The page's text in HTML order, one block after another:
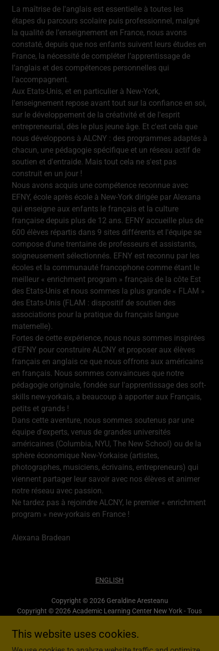
La maîtrise de l'anglais est essentielle à toutes les
étapes du parcours scolaire puis professionnel, malgré
la qualité de l’enseignement en France, nous avons
constaté, depuis que nos enfants suivent leurs études en
France, la nécessité de compléter l’apprentissage de
l’anglais et des compétences personnelles qui
l’accompagnent.
Aux Etats-Unis, et en particulier à New-York,
l'enseignement repose avant tout sur la confiance en soi,
sur le développement de la créativité et de l'esprit
entrepreneurial, dès le plus jeune âge. Et c'est cela que
nous développons à ALCNY : des programmes adaptés à
chacun, une pédagogie spécifique et un réseau actif de
soutien et d'entraide. Mais tout cela ne s'est pas
construit en un jour !
Nous avons acquis une compétence reconnue avec
EFNY, école après école à New-York dirigée par Alexana
qui enseigne aux enfants le français et la culture
française depuis plus de 12 ans. EFNY accueille plus de
600 élèves répartis dans 9 sites différents et l'équipe se
compose d'une trentaine de professeurs et assistants,
soigneusement sélectionnés. EFNY est reconnu par les
écoles et la communauté francophone comme étant le
meilleur « enrichment program » français de la côte Est
des Etats-Unis et nous sommes la plus grande « FLAM »
des Etats-Unis (FLAM : dispositif de soutien des
associations pour la pratique du français langue
maternelle).
Fortes de cette expérience, nous nous sommes inspirées
d'EFNY pour construire ALCNY et proposer aux élèves
français en anglais ce que nous offrons aux américains
en français. Nous sommes convaincues que notre
pédagogie originale, fondée sur l'apprentissage des soft-
skills new-yorkais, a beaucoup à apporter aux Français,
petits et grands !
Dans cette aventure, nous sommes soutenus par une
équipe d'experts, venus de grandes universités
américaines (Columbia, NYU, The New School) ou de la
sphère économique New-Yorkaise (artistes,
photographes, musiciens, écrivains, entrepreneurs) qui
viennent partager leur savoir avec nos élèves et animer
notre réseau avec passion.
Ne tardez pas à rejoindre ALCNY, le premier « enrichment
program » new-yorkais en France !
Alexana Bradean
ENGLISH
Copyright © 2026 Geraldine Aresteanu
Copyright © 2026 Academic Learning Center New York - Tous
This website uses cookies.